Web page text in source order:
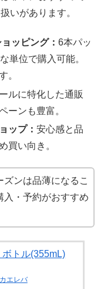
いがあります。
ッピング：6本パッ
単位で購入可能。
。
ルに特化した通販
ーンも豊富。
ップ：安心感と品
買い向き。
ンは品薄になるこ
入・予約がおすすめ
トル(355mL)
カエレバ